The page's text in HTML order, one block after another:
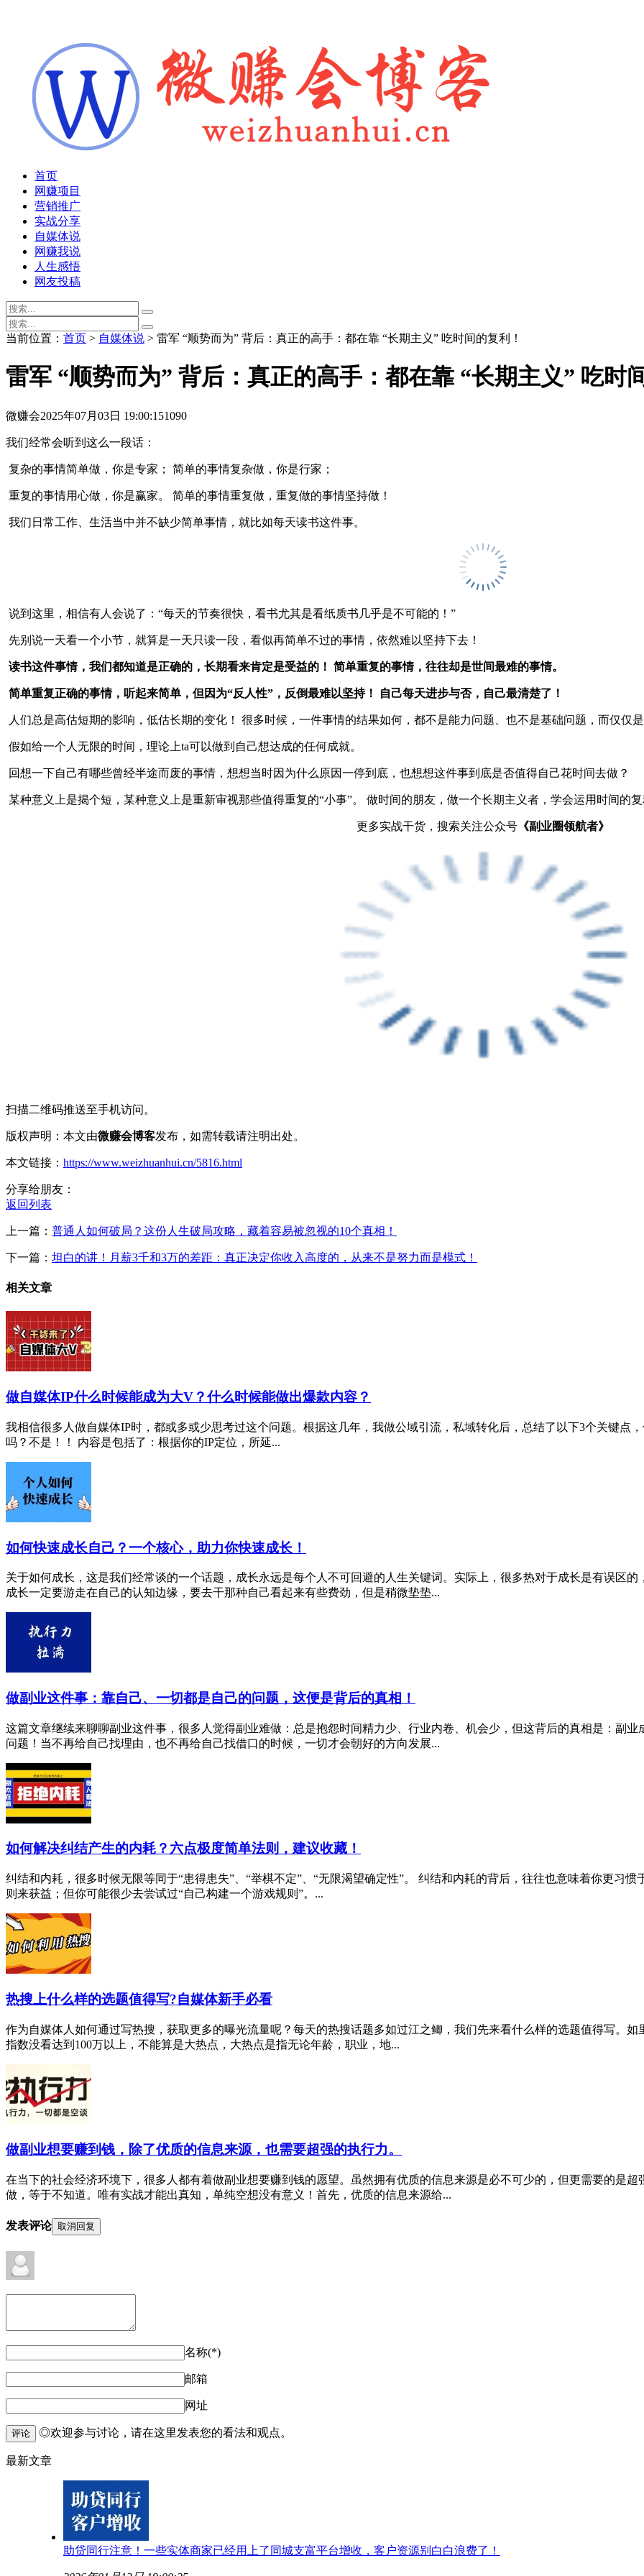
首页
网赚项目
营销推广
实战分享
自媒体说
网赚我说
人生感悟
网友投稿
当前位置： 首页 > 自媒体说 > 雷军 “顺势而为” 背后：真正的高手：都在靠 “长期主义” 吃时间的复利！
雷军 “顺势而为” 背后：真正的高手：都在靠 “长期主义” 吃时
微赚会2025年07月03日 19:00:151090
我们经常会听到这么一段话：
复杂的事情简单做，你是专家； 简单的事情复杂做，你是行家；
重复的事情用心做，你是赢家。 简单的事情重复做，重复做的事情坚持做！
我们日常工作、生活当中并不缺少简单事情，就比如每天读书这件事。
说到这里，相信有人会说了：“每天的节奏很快，看书尤其是看纸质书几乎是不可能的！”
先别说一天看一个小节，就算是一天只读一段，看似再简单不过的事情，依然难以坚持下去！
读书这件事情，我们都知道是正确的，长期看来肯定是受益的！ 简单重复的事情，往往却是世间最难的事情。
简单重复正确的事情，听起来简单，但因为“反人性”，反倒最难以坚持！ 自己每天进步与否，自己最清楚了！
人们总是高估短期的影响，低估长期的变化！ 很多时候，一件事情的结果如何，都不是能力问题、也不是基础问题，而仅仅
假如给一个人无限的时间，理论上ta可以做到自己想达成的任何成就。
回想一下自己有哪些曾经半途而废的事情，想想当时因为什么原因一停到底，也想想这件事到底是否值得自己花时间去做？
某种意义上是揭个短，某种意义上是重新审视那些值得重复的“小事”。 做时间的朋友，做一个长期主义者，学会运用时间的复
更多实战干货，搜索关注公众号 《副业圈领航者》
扫描二维码推送至手机访问。
版权声明：本文由微赚会博客发布，如需转载请注明出处。
本文链接： https://www.weizhuanhui.cn/5816.html
分享给朋友：
返回列表
上一篇： 普通人如何破局？这份人生破局攻略，藏着容易被忽视的10个真相！
下一篇： 坦白的讲！月薪3千和3万的差距：真正决定你收入高度的，从来不是努力而是模式！
相关文章
做自媒体IP什么时候能成为大V？什么时候能做出爆款内容？
我相信很多人做自媒体IP时，都或多或少思考过这个问题。根据这几年，我做公域引流，私域转化后，总结了以下3个关键点
吗？不是！！ 内容是包括了：根据你的IP定位，所延...
如何快速成长自己？一个核心，助力你快速成长！
关于如何成长，这是我们经常谈的一个话题，成长永远是每个人不可回避的人生关键词。实际上，很多热对于成长是有误区
成长一定要游走在自己的认知边缘，要去干那种自己看起来有些费劲，但是稍微垫垫...
做副业这件事：靠自己、一切都是自己的问题，这便是背后的真相！
这篇文章继续来聊聊副业这件事，很多人觉得副业难做：总是抱怨时间精力少、行业内卷、机会少，但这背后的真相是：副
问题！当不再给自己找理由，也不再给自己找借口的时候，一切才会朝好的方向发展...
如何解决纠结产生的内耗？六点极度简单法则，建议收藏！
纠结和内耗，很多时候无限等同于“患得患失”、“举棋不定”、“无限渴望确定性”。 纠结和内耗的背后，往往也意味着你更习
则来获益；但你可能很少去尝试过“自己构建一个游戏规则”。...
热搜上什么样的选题值得写?自媒体新手必看
作为自媒体人如何通过写热搜，获取更多的曝光流量呢？每天的热搜话题多如过江之鲫，我们先来看什么样的选题值得写。
指数没看达到100万以上，不能算是大热点，大热点是指无论年龄，职业，地...
做副业想要赚到钱，除了优质的信息来源，也需要超强的执行力。
在当下的社会经济环境下，很多人都有着做副业想要赚到钱的愿望。虽然拥有优质的信息来源是必不可少的，但更需要的是
做，等于不知道。唯有实战才能出真知，单纯空想没有意义！首先，优质的信息来源给...
发表评论 取消回复
名称(*)
邮箱
网址
评论 ◎欢迎参与讨论，请在这里发表您的看法和观点。
最新文章
助贷同行注意！一些实体商家已经用上了同城支富平台增收，客户资源别白白浪费了！